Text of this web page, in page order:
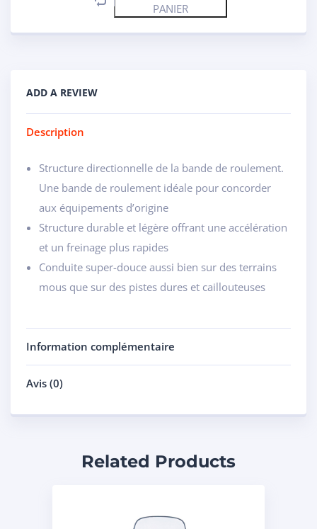
PANIER
ADD A REVIEW
Description
Structure directionnelle de la bande de roulement.
Une bande de roulement idéale pour concorder
aux équipements d’origine
Structure durable et légère offrant une accélération
et un freinage plus rapides
Conduite super-douce aussi bien sur des terrains
mous que sur des pistes dures et caillouteuses
Information complémentaire
Avis (0)
Related Products